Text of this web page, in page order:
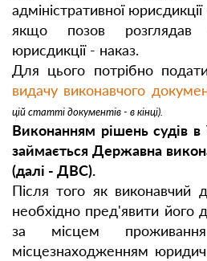
адміністративної
якщо позов розглядав
юрисдикції - наказ.
Для цього потрібно
видачу виконавчого
цій статті документів - в кінці).
Виконанням рішень судів в
займається Державна
(далі - ДВС).
Після того як виконавчий
необхідно пред'явити
за місцем
місцезнаходженням